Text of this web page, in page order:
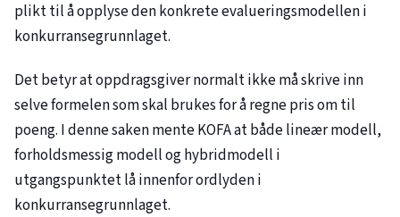
plikt til å opplyse den konkrete evalueringsmodellen i
konkurransegrunnlaget.
Det betyr at oppdragsgiver normalt ikke må skrive inn
selve formelen som skal brukes for å regne pris om til
poeng. I denne saken mente KOFA at både lineær modell,
forholdsmessig modell og hybridmodell i
utgangspunktet lå innenfor ordlyden i
konkurransegrunnlaget.